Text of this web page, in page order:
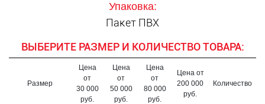
Упаковка:
Пакет ПВХ
ВЫБЕРИТЕ РАЗМЕР И КОЛИЧЕСТВО ТОВАРА:
Размер
Цена
от
30 000
руб.
Цена
от
50 000
руб.
Цена
от
80 000
руб.
Цена от
200 000
руб.
Количество